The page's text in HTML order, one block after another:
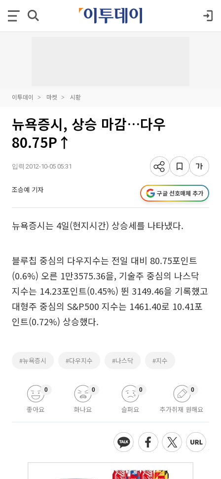
이투데이 마켓 시황
뉴욕증시, 상승 마감…다우
80.75P↑
입력 2012-10-05 05:31
조승예 기자 구글 선호매체 추가
뉴욕증시는 4일(현지시간) 상승세를 나타냈다.
블루칩 중심의 다우지수는 전일 대비 80.75포인트
(0.6%) 오른 1만3575.36을, 기술주 중심의 나스닥
지수는 14.23포인트(0.45%) 뛴 3149.46을 기록했고
대형주 중심의 S&P500 지수는 1461.40로 10.41포
인트(0.72%) 상승했다.
#뉴욕증시 #다우지수 #나스닥 #지수
좋아요
0
화나요
0
슬퍼요
0
추가취재 원해요
0